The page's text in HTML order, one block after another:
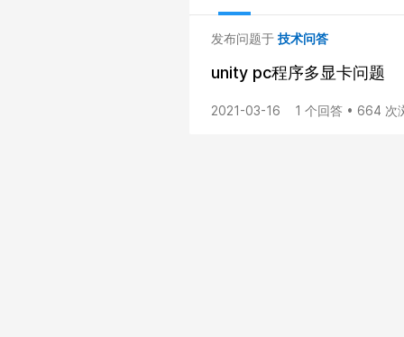
发布问题于 技术问答
unity pc程序多显卡问题
2021-03-16 1 个回答 • 664 次